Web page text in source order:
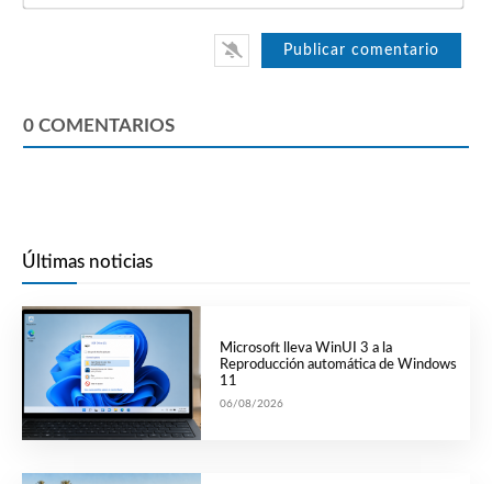
0 COMENTARIOS
Últimas noticias
Microsoft lleva WinUI 3 a la
Reproducción automática de Windows
11
06/08/2026